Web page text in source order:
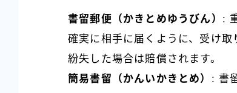
書留郵便（かきとめゆうびん） :
確実に相手に届くように、受け
紛失した場合は賠償されます。
簡易書留（かんいかきとめ） : 書